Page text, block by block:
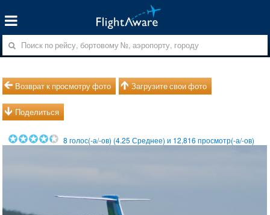
Возврат к просмотру фото Загрузите свои фото
Поделиться
8 голос(-а/-ов) (4.25 Среднее) и 12,816 просмотр(-а/-ов)